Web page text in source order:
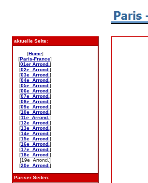
aktuelle Seite:
[Home]
[Paris-France]
[01er Arrond. ]
[02e Arrond. ]
[03e Arrond. ]
[04e Arrond. ]
[05e Arrond. ]
[06e Arrond. ]
[07e Arrond. ]
[08e Arrond. ]
[09e Arrond. ]
[10e Arrond. ]
[11e Arrond. ]
[12e Arrond. ]
[13e Arrond. ]
[14e Arrond. ]
[15e Arrond. ]
[16e Arrond. ]
[17e Arrond. ]
[18e Arrond. ]
[19e Arrond.]
[20e Arrond. ]
Pariser Seiten: